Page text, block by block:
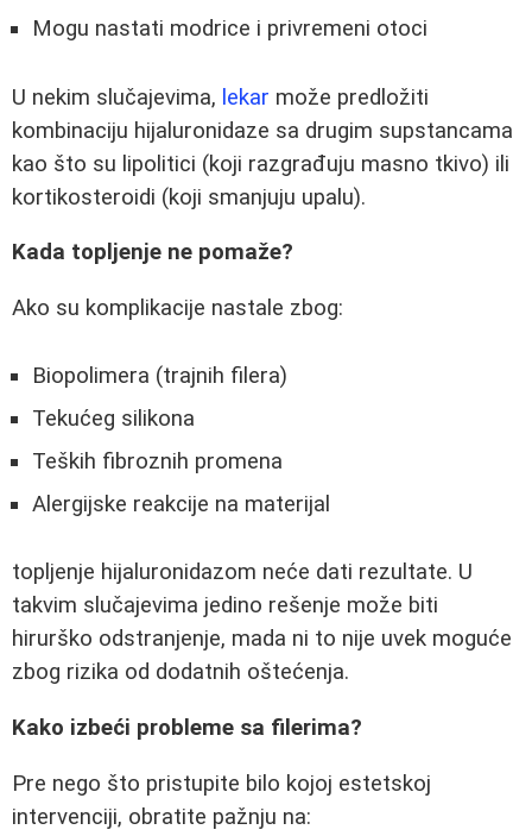
Mogu nastati modrice i privremeni otoci
U nekim slučajevima, lekar može predložiti
kombinaciju hijaluronidaze sa drugim supstancama
kao što su lipolitici (koji razgrađuju masno tkivo) ili
kortikosteroidi (koji smanjuju upalu).
Kada topljenje ne pomaže?
Ako su komplikacije nastale zbog:
Biopolimera (trajnih filera)
Tekućeg silikona
Teških fibroznih promena
Alergijske reakcije na materijal
topljenje hijaluronidazom neće dati rezultate. U
takvim slučajevima jedino rešenje može biti
hirurško odstranjenje, mada ni to nije uvek moguće
zbog rizika od dodatnih oštećenja.
Kako izbeći probleme sa filerima?
Pre nego što pristupite bilo kojoj estetskoj
intervenciji, obratite pažnju na: